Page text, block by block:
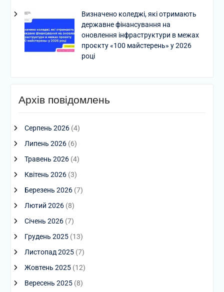
Визначено коледжі, які отримають
державне фінансування на
оновлення інфраструктури в межах
проєкту «100 майстерень» у 2026
році
Архів повідомлень
Серпень 2026(4)
Липень 2026(6)
Травень 2026(4)
Квітень 2026(3)
Березень 2026(7)
Лютий 2026(8)
Січень 2026(7)
Грудень 2025(13)
Листопад 2025(7)
Жовтень 2025(12)
Вересень 2025(8)